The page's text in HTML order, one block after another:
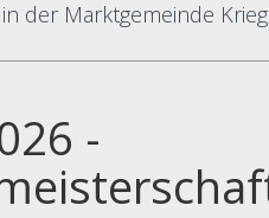
in der Marktgemeinde
-